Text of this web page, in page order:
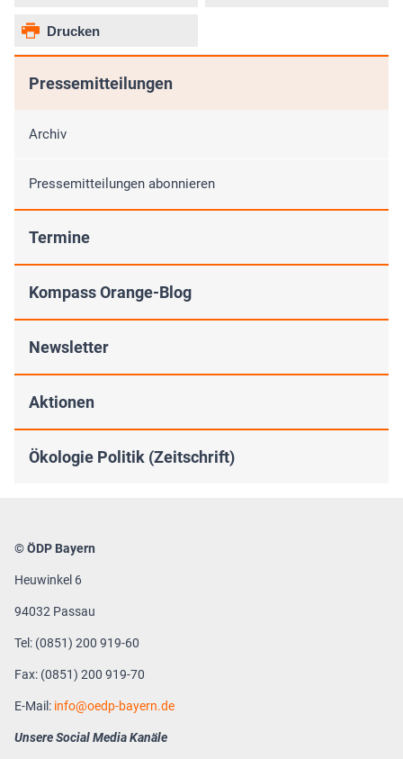
Drucken
Pressemitteilungen
Archiv
Pressemitteilungen abonnieren
Termine
Kompass Orange-Blog
Newsletter
Aktionen
Ökologie Politik (Zeitschrift)
© ÖDP Bayern
Heuwinkel 6
94032 Passau
Tel: (0851) 200 919-60
Fax: (0851) 200 919-70
E-Mail: info oedp-bayern.de
Unsere Social Media Kanäle